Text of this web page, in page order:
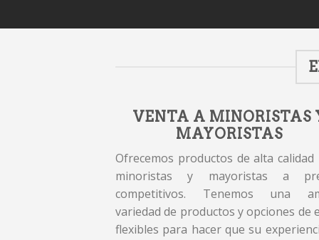
VENTA A MINORISTAS
MAYORISTAS
Ofrecemos productos de alta calidad
minoristas y mayoristas a
competitivos. Tenemos una
variedad de productos y opciones de
flexibles para hacer que su